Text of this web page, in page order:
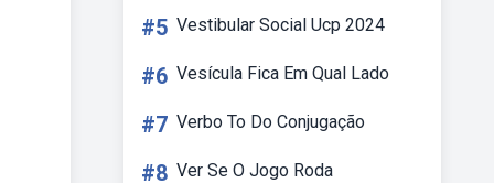
#5 Vestibular Social Ucp 2024
#6 Vesícula Fica Em Qual Lado
#7 Verbo To Do Conjugação
#8 Ver Se O Jogo Roda